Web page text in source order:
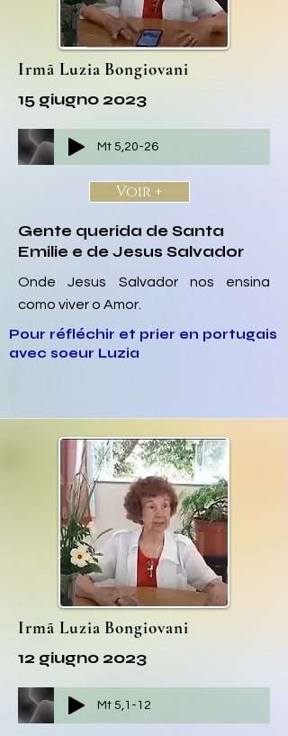
Irmã Luzia Bongiovani
15 giugno 2023
Mt 5,20-26
Voir +
Gente querida de Santa
Emilie e de Jesus Salvador
Onde Jesus Salvador nos ensina
como viver o Amor.
Pour réfléchir et prier en portugais
avec soeur Luzia
Irmã Luzia Bongiovani
12 giugno 2023
Mt 5,1-12